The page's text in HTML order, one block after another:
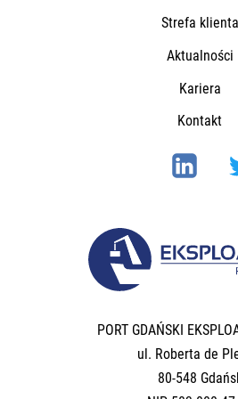
Strefa klienta
Aktualności
Kariera
Kontakt
PORT GDAŃSKI
ul. Roberta de
80-548